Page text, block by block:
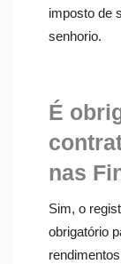
imposto de
senhorio.
É
nas
Sim, o
obrigatório